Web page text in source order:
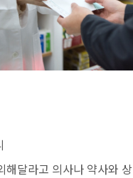
달라고 의사나 약사와